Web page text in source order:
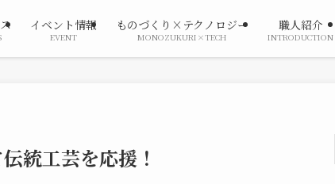
イベント情報
EVENT
ものづくり×テクノロジー
MONOZUKURI×TECH
職人紹介
INTRODUCTION
統工芸を応援！